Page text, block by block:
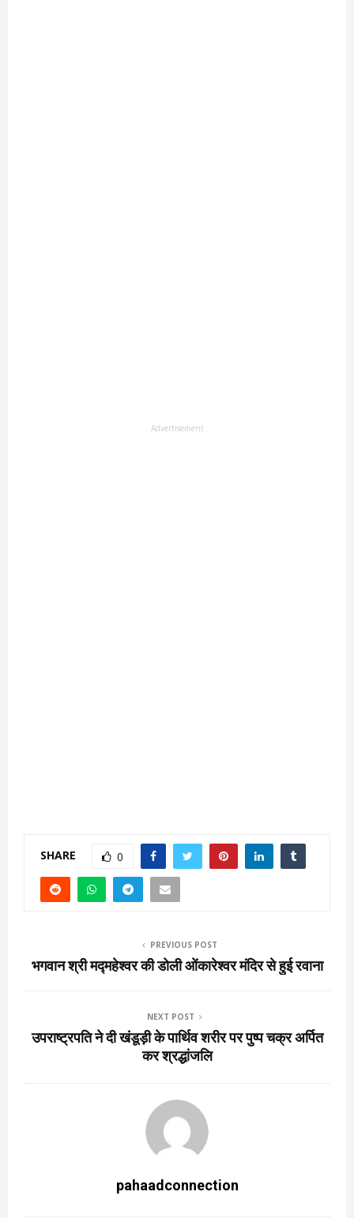
Advertisement
SHARE 0
PREVIOUS POST
भगवान श्री मद्महेश्वर की डोली ओंकारेश्वर मंदिर से हुई रवाना
NEXT POST
उपराष्ट्रपति ने दी खंडूड़ी के पार्थिव शरीर पर पुष्प चक्र अर्पित
कर श्रद्धांजलि
pahaadconnection